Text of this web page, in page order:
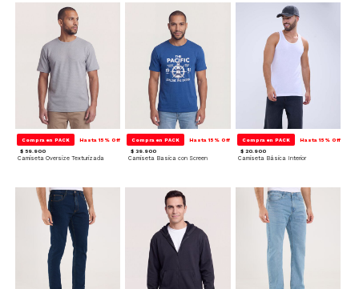
Compra en PACK Hasta 15% Off
$ 59.900
Camiseta Oversize Texturizada
Compra en PACK Hasta 15% Off
$ 39.900
Camiseta Basica con Screen
Compra en PACK Hasta 15% Off
$ 20.900
Camiseta Básica Interior